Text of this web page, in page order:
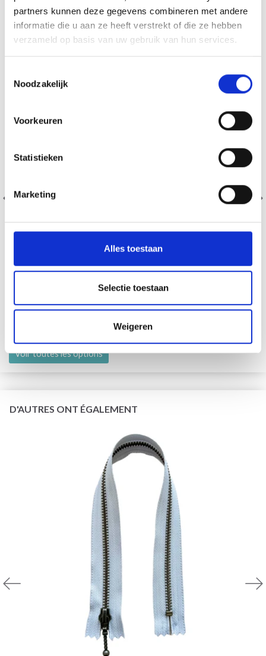
partners kunnen deze gegevens combineren met andere
informatie die u aan ze heeft verstrekt of die ze hebben
verzameld op basis van uw gebruik van hun services.
Noodzakelijk
Voorkeuren
Statistieken
Marketing
Alles toestaan
Selectie toestaan
Weigeren
SIMILAIRE À CECI
29% de réduction
75% Laine / 25% Nylon
EUR 3.55
Voir toutes les options
D'AUTRES ONT ÉGALEMENT